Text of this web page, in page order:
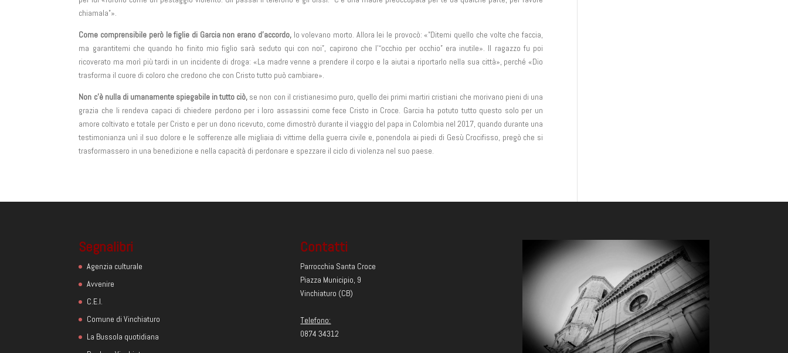
chiamala”».
Come comprensibile però le figlie di Garcia non erano d’accordo,lo volevano morto. Allora lei le provocò: «”Ditemi quello che volte che faccia,
ma garantitemi che quando ho finito mio figlio sarà seduto qui con noi”, capirono che l’“occhio per occhio” era inutile». Il ragazzo fu poi
ricoverato ma morì più tardi in un incidente di droga: «La madre venne a prendere il corpo e la aiutai a riportarlo nella sua città», perché «Dio
trasforma il cuore di coloro che credono che con Cristo tutto può cambiare».
Non c’è nulla di umanamente spiegabile in tutto ciò, se non con il cristianesimo puro, quello dei primi martiri cristiani che morivano pieni di una
grazia che li rendeva capaci di chiedere perdono per i loro assassini come fece Cristo in Croce. Garcia ha potuto tutto questo solo per un
amore coltivato e totale per Cristo e per un dono ricevuto, come dimostrò durante il viaggio del papa in Colombia nel 2017, quando durante una
testimonianza unì il suo dolore e le sofferenze alle migliaia di vittime della guerra civile e, ponendola ai piedi di Gesù Crocifisso, pregò che si
trasformassero in una benedizione e nella capacità di perdonare e spezzare il ciclo di violenza nel suo paese.
Segnalibri
Agenzia culturale
Avvenire
C.E.I.
Comune di Vinchiaturo
La Bussola quotidiana
Contatti
Parrocchia Santa Croce
Piazza Municipio, 9
Vinchiaturo (CB)
Telefono:
0874 34312